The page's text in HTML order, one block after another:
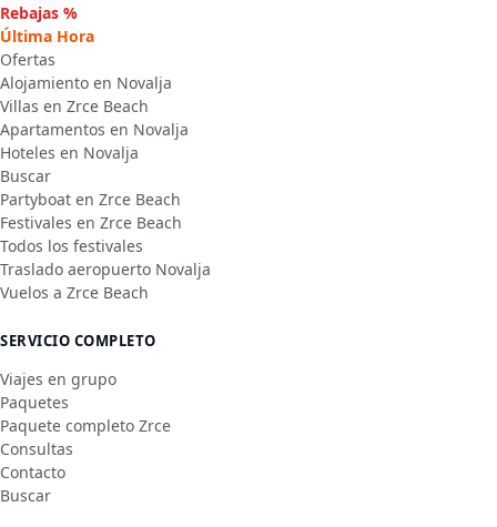
Rebajas %
Última Hora
Ofertas
Alojamiento en Novalja
Villas en Zrce Beach
Apartamentos en Novalja
Hoteles en Novalja
Buscar
Partyboat en Zrce Beach
Festivales en Zrce Beach
Todos los festivales
Traslado aeropuerto Novalja
Vuelos a Zrce Beach
SERVICIO COMPLETO
Viajes en grupo
Paquetes
Paquete completo Zrce
Consultas
Contacto
Buscar